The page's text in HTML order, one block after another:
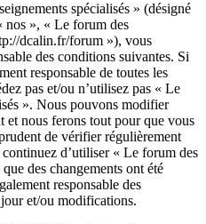
spécialisés » (désigné
nos », « Le forum des
dcalin.fr/forum »), vous
des conditions suivantes. Si
responsable de toutes les
pas et/ou n’utilisez pas « Le
». Nous pouvons modifier
et nous ferons tout pour que vous
de vérifier régulièrement
d’utiliser « Le forum des
des changements ont été
responsable des
et/ou modifications.